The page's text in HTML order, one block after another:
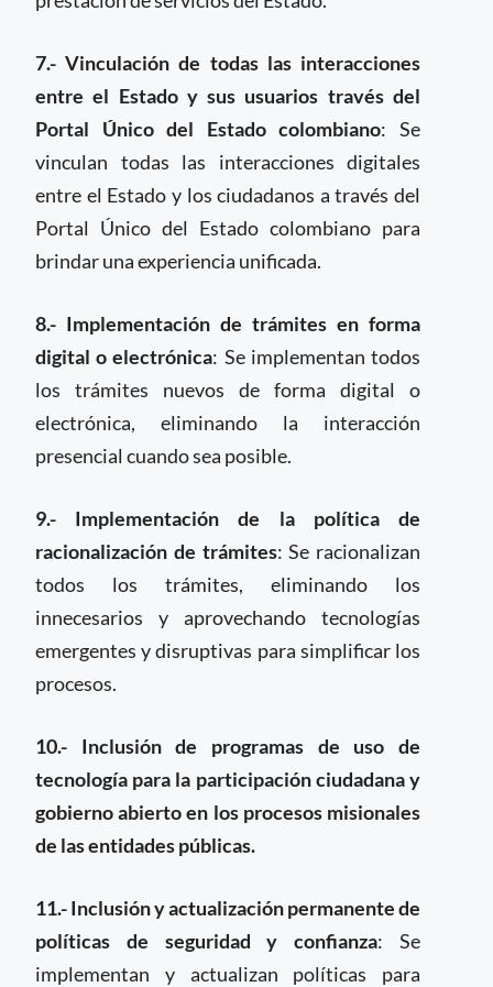
7.- Vinculación de todas las interacciones
entre el Estado y sus usuarios través del
Portal Único del Estado colombiano: Se
vinculan todas las interacciones digitales
entre el Estado y los ciudadanos a través del
Portal Único del Estado colombiano para
brindar una experiencia unificada.
8.- Implementación de trámites en forma
digital o electrónica: Se implementan todos
los trámites nuevos de forma digital o
electrónica, eliminando la interacción
presencial cuando sea posible.
9.- Implementación de la política de
racionalización de trámites: Se racionalizan
todos los trámites, eliminando los
innecesarios y aprovechando tecnologías
emergentes y disruptivas para simplificar los
procesos.
10.- Inclusión de programas de uso de
tecnología para la participación ciudadana y
gobierno abierto en los procesos misionales
de las entidades públicas.
11.- Inclusión y actualización permanente de
políticas de seguridad y confianza: Se
implementan y actualizan políticas para